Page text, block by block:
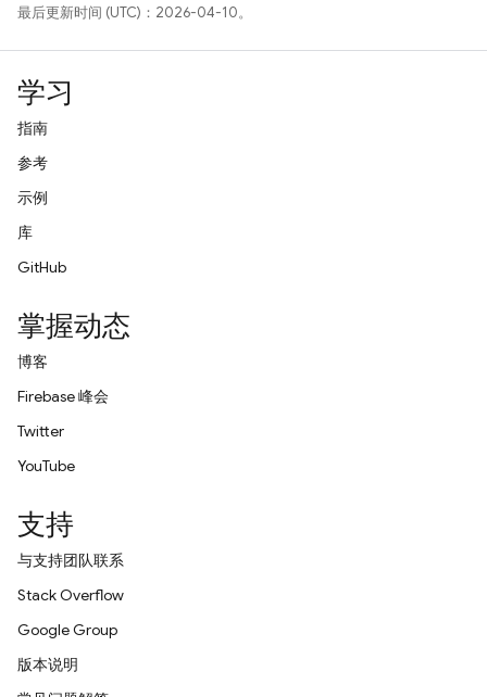
最后更新时间 (UTC)：2026-04-10。
学习
指南
参考
示例
库
GitHub
掌握动态
博客
Firebase 峰会
Twitter
YouTube
支持
与支持团队联系
Stack Overflow
Google Group
版本说明